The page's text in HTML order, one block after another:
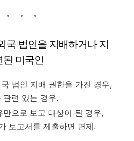
국 법인을 지배하거나 지
미국인
법인 지배 권한을 가진 경우,
련 있는 경우.
만으로 보고 대상이 된 경우,
보고서를 제출하면 면제.